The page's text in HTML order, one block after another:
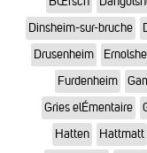
Dinsheim-sur-bruche
Drusenheim
Furdenheim
Gries elÉmentaire
Hatten
Hattmatt